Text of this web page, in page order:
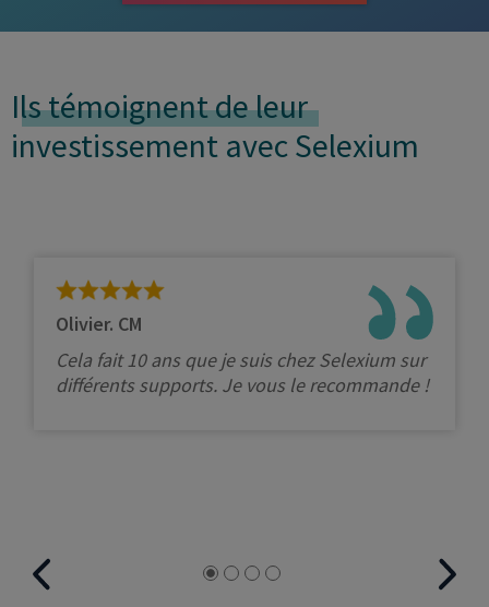
Ils témoignent de leur
investissement avec Selexium
Olivier. CM
Cela fait 10 ans que je suis chez Selexium sur
différents supports. Je vous le recommande !